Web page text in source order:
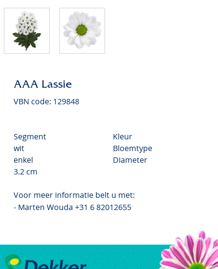
AAA Lassie
VBN code: 129848
Segment
Kleur
wit
Bloemtype
enkel
Diameter
3.2 cm
Voor meer informatie belt u met:
- Marten Wouda +31 6 82012655